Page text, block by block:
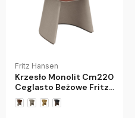
Fritz Hansen
Krzesło Monolit Cm220
Ceglasto Beżowe Fritz
Hansen